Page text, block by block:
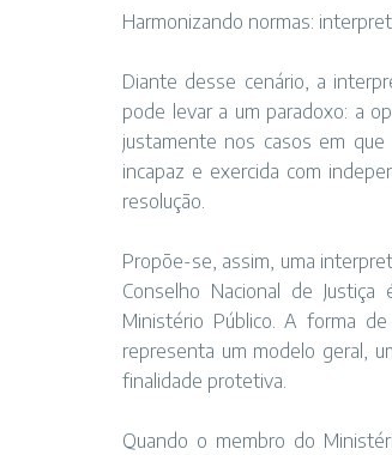
Harmonizando normas:
Diante desse cenário, a
pode levar a um paradoxo: a
justamente nos casos em
incapaz e exercida com
resolução.
Propõe-se, assim, uma
Conselho Nacional de
Ministério Público. A forma
representa um modelo geral,
finalidade protetiva.
Quando o membro do